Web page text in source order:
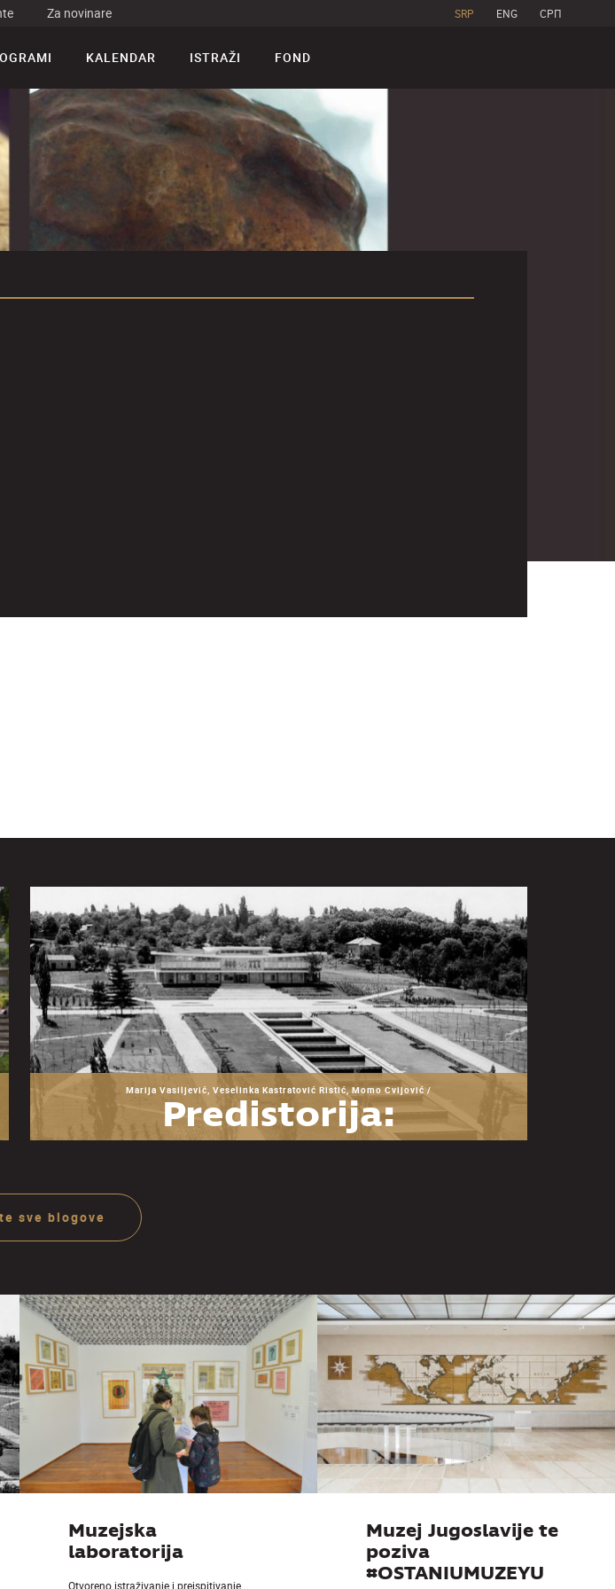
Za novinare SRP ENG CPП
KALENDAR ISTRAŽI FOND
Marija Vasiljević, Veselinka Kastratović Ristić, Momo Cvijović /
Predistorija:
Osnova za
sve blogove
Muzejska
laboratorija
Otvoreno istraživanje i preispitivanje
Muzej Jugoslavije te
poziva
#OSTANIUMUZEYU